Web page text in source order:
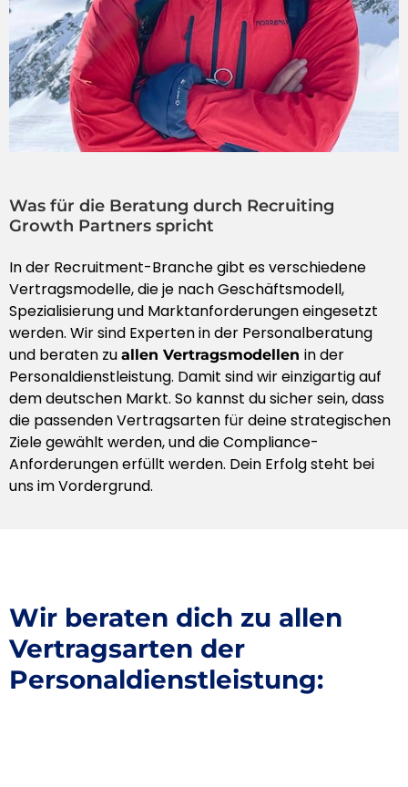
Was für die Beratung durch Recruiting
Growth Partners spricht
In der Recruitment-Branche gibt es verschiedene
Vertragsmodelle, die je nach Geschäftsmodell,
Spezialisierung und Marktanforderungen eingesetzt
werden. Wir sind Experten in der Personalberatung
und beraten zu allen Vertragsmodellen in der
Personaldienstleistung. Damit sind wir einzigartig auf
dem deutschen Markt. So kannst du sicher sein, dass
die passenden Vertragsarten für deine strategischen
Ziele gewählt werden, und die Compliance-
Anforderungen erfüllt werden. Dein Erfolg steht bei
uns im Vordergrund.
Wir beraten dich zu allen
Vertragsarten der
Personaldienstleistung: